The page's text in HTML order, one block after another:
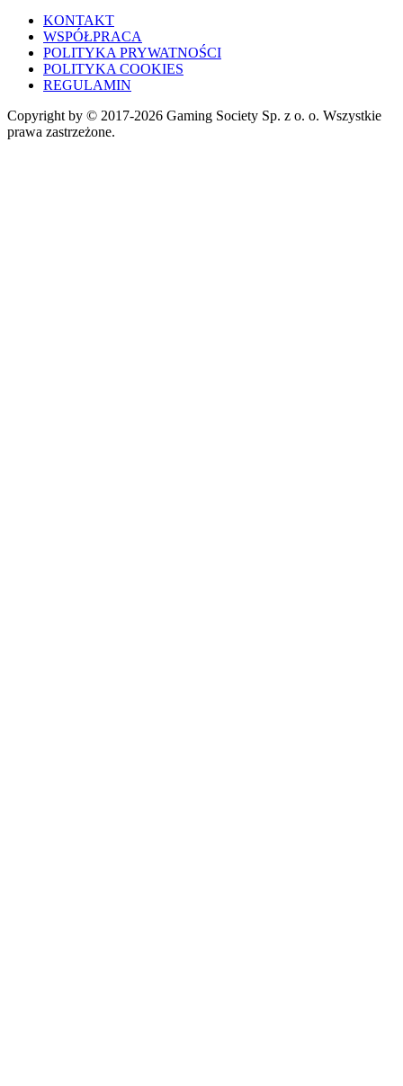
KONTAKT
WSPÓŁPRACA
POLITYKA PRYWATNOŚCI
POLITYKA COOKIES
REGULAMIN
Copyright by © 2017-2026 Gaming Society Sp. z o. o. Wszystkie
prawa zastrzeżone.